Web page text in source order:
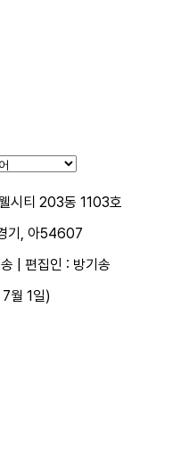
시티 203동 1103호
기, 아54607
| 편집인 : 방기송
월 1일)